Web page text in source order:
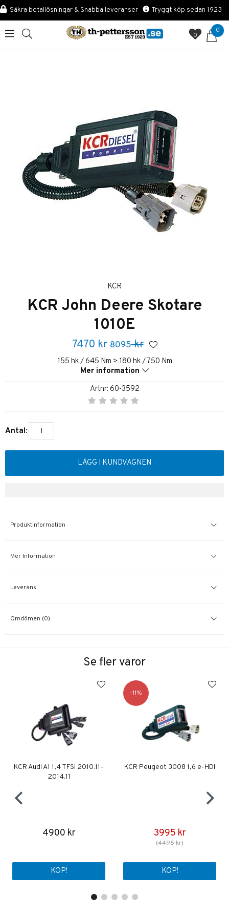
Säkra betallösningar & Snabba leveranser Tryggt köp sedan 1923
0
0
KCR
KCR John Deere Skotare
1010E
8095kr
7470 kr
155 hk / 645 Nm > 180 hk / 750 Nm
Mer information
Artnr: 60-3592
Antal:
LÄGG I KUNDVAGNEN
Produktinformation
Mer Information
Leverans
Omdömen (0)
Se fler varor
KCR Audi A1 1,4 TFSI 2010.11-
2014.11
4900 kr
KÖP!
11
KCR Peugeot 3008 1,6 e-HDI
3995 kr
(4495 kr)
KÖP!